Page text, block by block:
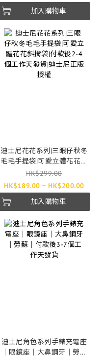
加入購物車
迪士尼花花系列|三眼仔秋冬
毛毛手提袋|可愛立體花花斜
揹袋|付款後2-4個工作天發
貨|迪士尼正版授權
HK$299.00
HK$189.00 ~ HK$200.00
加入購物車
迪士尼角色系列手錶充電座
｜眼鏡座｜大鼻鋼牙｜勞蘇